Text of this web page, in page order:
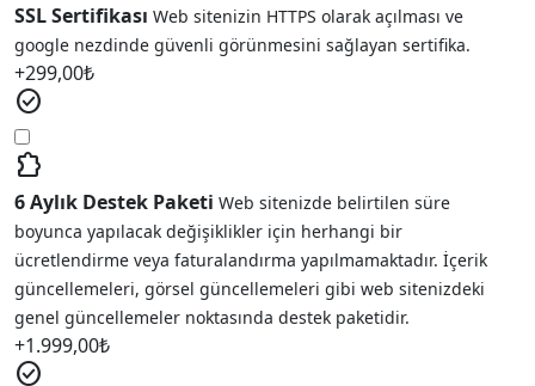
SSL Sertifikası Web sitenizin HTTPS olarak açılması ve
google nezdinde güvenli görünmesini sağlayan sertifika.
+299,00₺
check_circle
extension
6 Aylık Destek Paketi Web sitenizde belirtilen süre
boyunca yapılacak değişiklikler için herhangi bir
ücretlendirme veya faturalandırma yapılmamaktadır. İçerik
güncellemeleri, görsel güncellemeleri gibi web sitenizdeki
genel güncellemeler noktasında destek paketidir.
+1.999,00₺
check_circle